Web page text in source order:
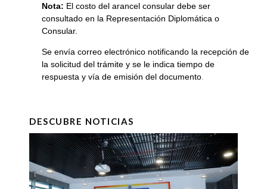
Nota: El costo del arancel consular debe ser
consultado en la Representación Diplomática o
Consular.
Se envía correo electrónico notificando la recepción de
la solicitud del trámite y se le indica tiempo de
respuesta y vía de emisión del documento
DESCUBRE NOTICIAS